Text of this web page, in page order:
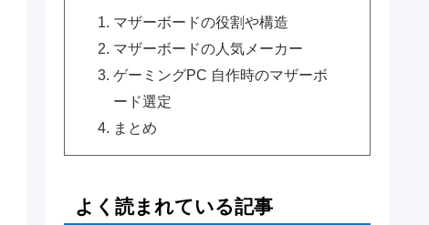
マザーボードの役割や構造
マザーボードの人気メーカー
ゲーミングPC 自作時のマザーボ
ード選定
まとめ
よく読まれている記事